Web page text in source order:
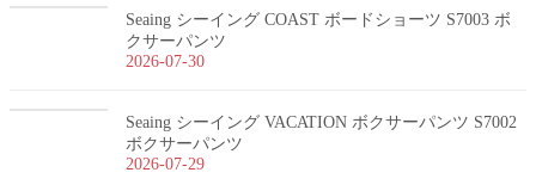
Seaing シーイング COAST ボードショーツ S7003 ボ
クサーパンツ
2026-07-30
Seaing シーイング VACATION ボクサーパンツ S7002
ボクサーパンツ
2026-07-29